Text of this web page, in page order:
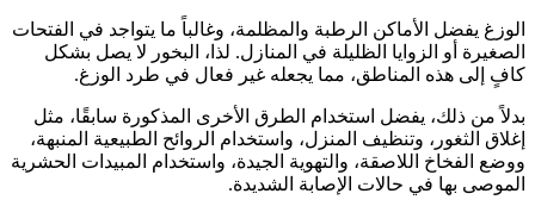
يفضل الأماكن الرطبة والمظلمة، وغالباً ما يتواجد في الفتحات
أو الزوايا الظليلة في المنازل. لذا، البخور لا يصل بشكل
إلى هذه المناطق، مما يجعله غير فعال في طرد الوزغ.
من ذلك، يفضل استخدام الطرق الأخرى المذكورة سابقًا، مثل
الثغور، وتنظيف المنزل، واستخدام الروائح الطبيعية المنبهة،
الفخاخ اللاصقة، والتهوية الجيدة، واستخدام المبيدات الحشرية
بها في حالات الإصابة الشديدة.